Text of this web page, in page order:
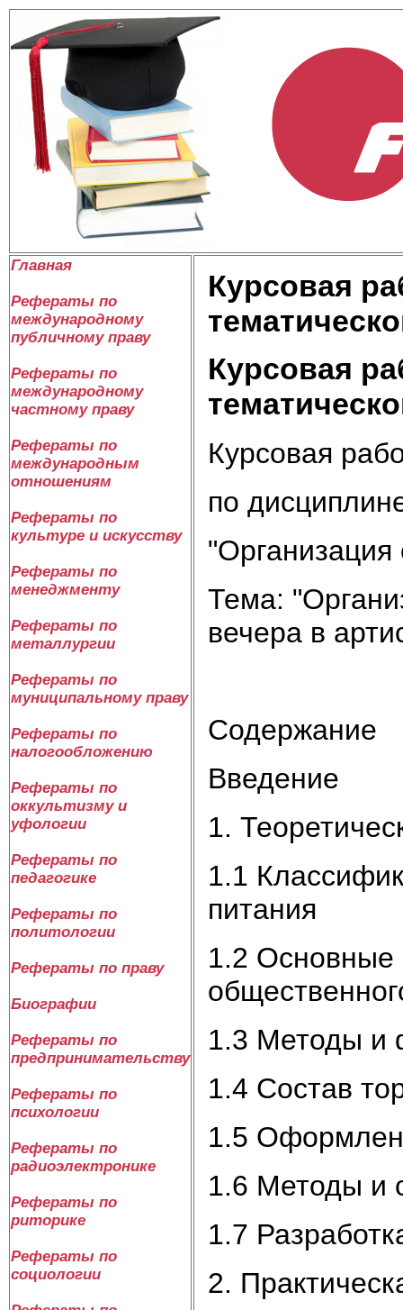
Главная
Рефераты по
международному
публичному праву
Рефераты по
международному
частному праву
Рефераты по
международным
отношениям
Рефераты по
культуре и искусству
Рефераты по
менеджменту
Рефераты по
металлургии
Рефераты по
муниципальному праву
Рефераты по
налогообложению
Рефераты по
оккультизму и
уфологии
Рефераты по
педагогике
Рефераты по
политологии
Рефераты по праву
Биографии
Рефераты по
предпринимательству
Рефераты по
психологии
Рефераты по
радиоэлектронике
Рефераты по
риторике
Рефераты по
социологии
Курсовая
Курсовая
Курсовая
по
Тема:
вечера в
Содержание
Введение
1.
1.1
питания
1.2 Основные
1.3 Методы и
1.4 Состав
1.5
1.6 Методы и
1.7
2.